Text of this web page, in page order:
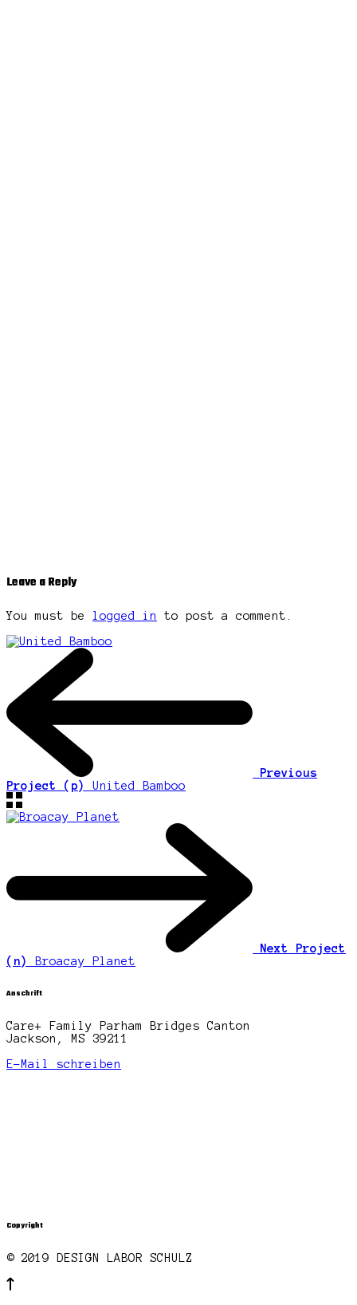
Leave a Reply
You must be logged in to post a comment.
Previous
Project (p) United Bamboo
Next Project
(n)
Broacay Planet
Anschrift
Care+ Family Parham Bridges Canton
Jackson, MS 39211
E-Mail schreiben
Copyright
© 2019 DESIGN LABOR SCHULZ